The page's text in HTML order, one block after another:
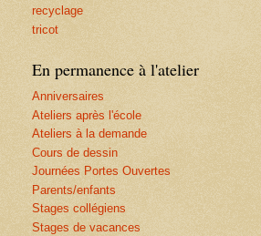
recyclage
tricot
En permanence à l'atelier
Anniversaires
Ateliers après l'école
Ateliers à la demande
Cours de dessin
Journées Portes Ouvertes
Parents/enfants
Stages collégiens
Stages de vacances